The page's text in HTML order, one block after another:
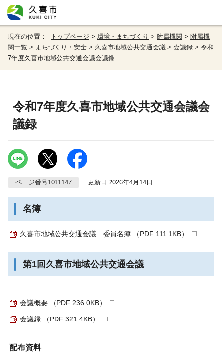
現在の位置： トップページ > 環境・まちづくり > 附属機関 > 附属機
関一覧 > まちづくり・安全 > 久喜市地域公共交通会議 > 会議録 > 令和
7年度久喜市地域公共交通会議会議録
令和7年度久喜市地域公共交通会議会
議録
ページ番号1011147 更新日 2026年4月14日
名簿
久喜市地域公共交通会議 委員名簿 （PDF 111.1KB）
第1回久喜市地域公共交通会議
会議概要 （PDF 236.0KB）
会議録 （PDF 321.4KB）
配布資料